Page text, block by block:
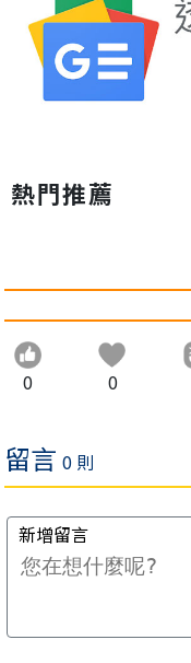
熱門推薦
0 0